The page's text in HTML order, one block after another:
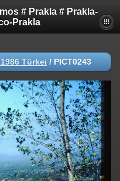
# Prakla # Prakla-
Prakla
Türkei / PICT0243